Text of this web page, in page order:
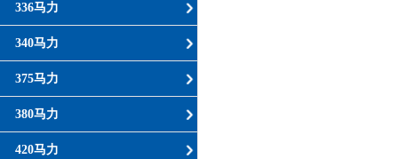
336马力
340马力
375马力
380马力
420马力